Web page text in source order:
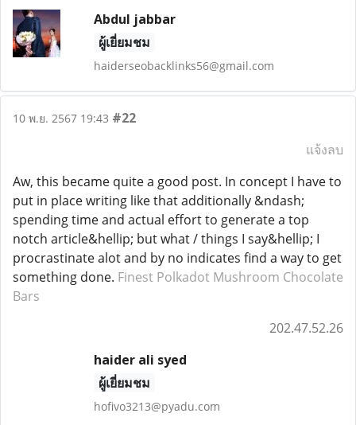
Abdul jabbar
ผู้เยี่ยมชม
haiderseobacklinks56@gmail.com
10 พ.ย. 2567 19:43 #22
แจ้งลบ
Aw, this became quite a good post. In concept I have to
put in place writing like that additionally &ndash;
spending time and actual effort to generate a top
notch article&hellip; but what / things I say&hellip; I
procrastinate alot and by no indicates find a way to get
something done. Finest Polkadot Mushroom Chocolate
Bars
202.47.52.26
haider ali syed
ผู้เยี่ยมชม
hofivo3213@pyadu.com